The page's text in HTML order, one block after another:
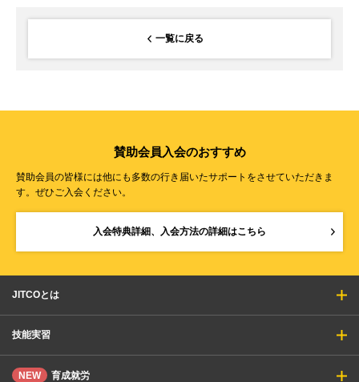
一覧に戻る
賛助会員入会のおすすめ
賛助会員の皆様には他にも多数の行き届いたサポートをさせていただきま
す。ぜひご入会ください。
入会特典詳細、入会方法の詳細はこちら
JITCOとは
技能実習
NEW 育成就労